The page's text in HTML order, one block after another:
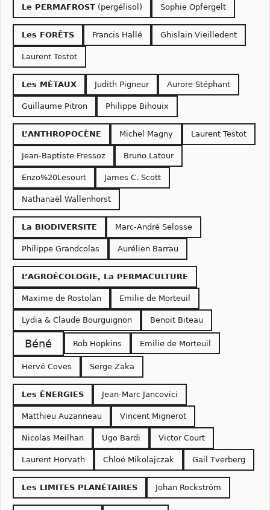
Le PERMAFROST (pergélisol) Sophie Opfergelt
Les FORÊTS Francis Hallé Ghislain Vieilledent
Laurent Testot
Les MÉTAUX Judith Pigneur Aurore Stéphant
Guillaume Pitron Philippe Bihouix
L’ANTHROPOCÈNE Michel Magny Laurent Testot
Jean-Baptiste Fressoz Bruno Latour
Enzo%20Lesourt James C. Scott
Nathanaël Wallenhorst
La BIODIVERSITE Marc-André Selosse
Philippe Grandcolas Aurélien Barrau
L’AGROÉCOLOGIE, La PERMACULTURE
Maxime de Rostolan Emilie de Morteuil
Lydia & Claude Bourguignon Benoit Biteau
Béné Rob Hopkins Emilie de Morteuil
Hervé Coves Serge Zaka
Les ÉNERGIES Jean-Marc Jancovici
Matthieu Auzanneau Vincent Mignerot
Nicolas Meilhan Ugo Bardi Victor Court
Laurent Horvath Chloé Mikolajczak Gail Tverberg
Les LIMITES PLANÉTAIRES Johan Rockström